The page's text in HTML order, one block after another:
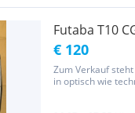
Futaba T10
€ 120
Zum Verkauf
in optisch wie